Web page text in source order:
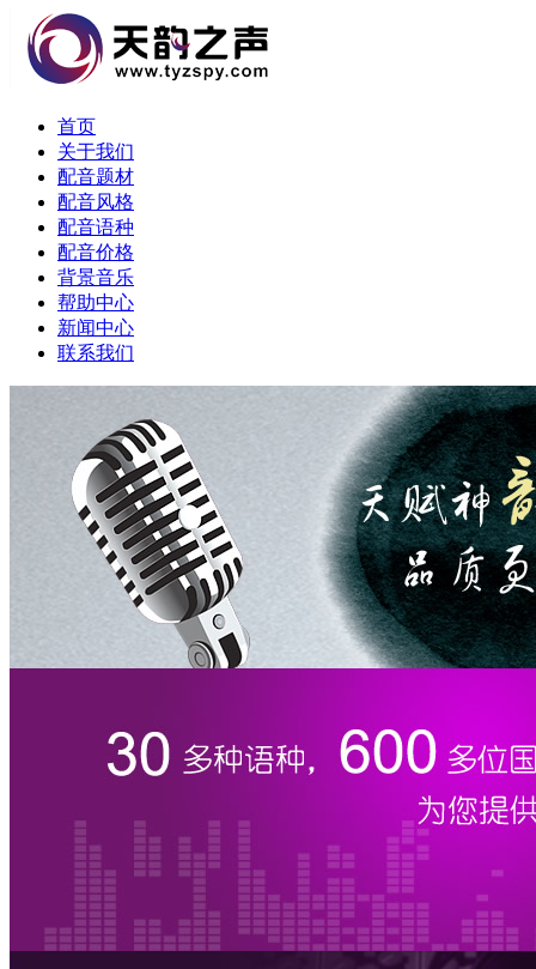
首页
关于我们
配音题材
配音风格
配音语种
配音价格
背景音乐
帮助中心
新闻中心
联系我们